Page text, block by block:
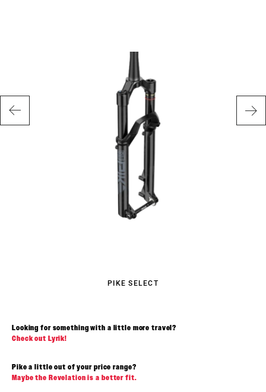
PIKE SELECT
Looking for something with a little more travel?
Check out Lyrik!
Pike a little out of your price range?
Maybe the Revelation is a better fit.